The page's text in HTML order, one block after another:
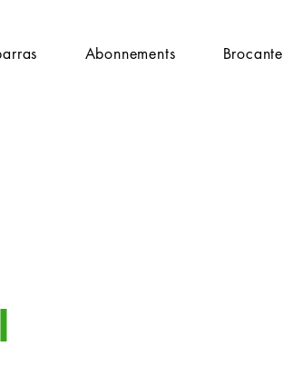
Abonnements Brocante